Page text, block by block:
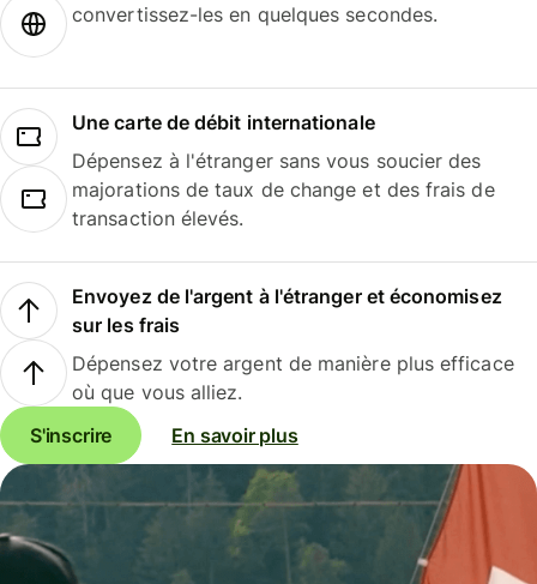
convertissez-les en quelques secondes.
Une carte de débit internationale
Dépensez à l'étranger sans vous soucier des
majorations de taux de change et des frais de
transaction élevés.
Envoyez de l'argent à l'étranger et économisez
sur les frais
Dépensez votre argent de manière plus efficace
où que vous alliez.
S'inscrire
En savoir plus